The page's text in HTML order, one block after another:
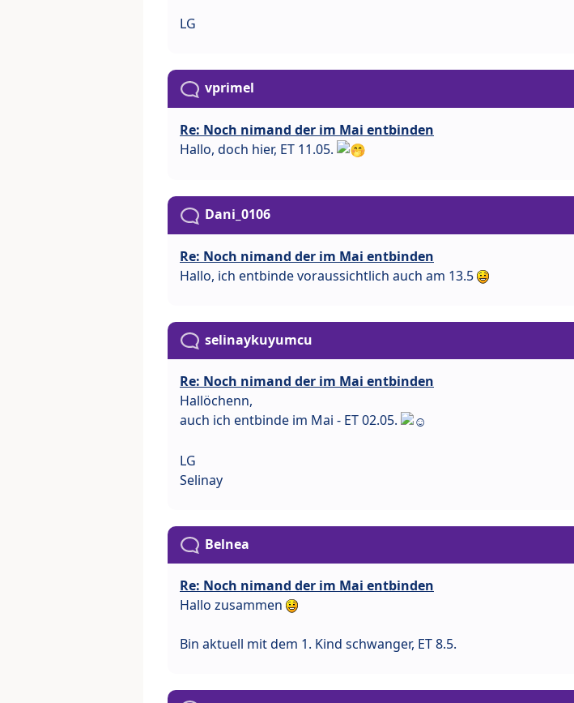
LG
vprimel
Re: Noch nimand der im Mai entbinden
Hallo, doch hier, ET 11.05.
Dani_0106
Re: Noch nimand der im Mai entbinden
Hallo, ich entbinde voraussichtlich auch am 13.5
selinaykuyumcu
Re: Noch nimand der im Mai entbinden
Hallöchenn,
auch ich entbinde im Mai - ET 02.05.
LG
Selinay
Belnea
Re: Noch nimand der im Mai entbinden
Hallo zusammen
Bin aktuell mit dem 1. Kind schwanger, ET 8.5.